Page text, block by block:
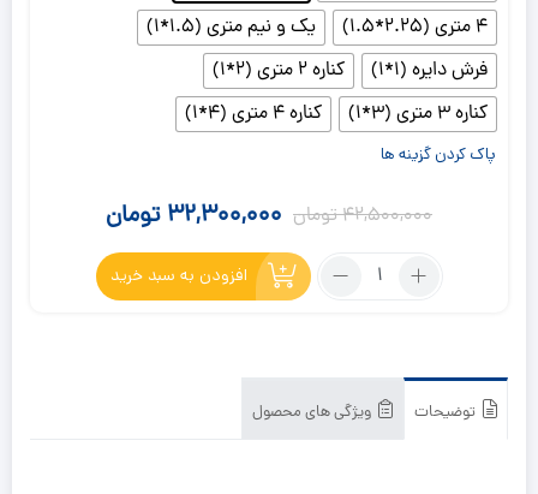
4 متری (2.25*1.5)
یک و نیم متری (1.5*1)
فرش دایره (1*1)
کناره 2 متری (2*1)
کناره 3 متری (3*1)
کناره 4 متری (4*1)
پاک کردن گزینه ها
42,500,000تومان 32,300,000 تومان
تعداد:
ریز
افزودن به سبد خرید
توضیحات ویژگی های محصول